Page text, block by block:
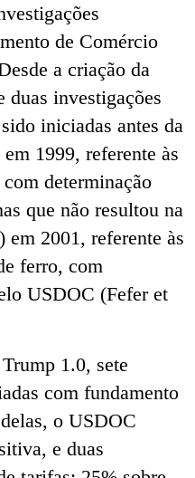
de Comércio
a criação da
duas investigações
iniciadas antes da
1999, referente às
determinação
que não resultou na
2001, referente às
ferro, com
USDOC (Fefer et
1.0, sete
com fundamento
o USDOC
e duas